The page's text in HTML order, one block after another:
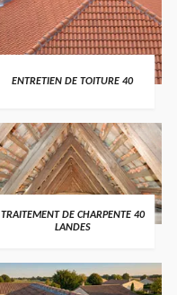
ENTRETIEN DE TOITURE 40
TRAITEMENT DE CHARPENTE 40
LANDES